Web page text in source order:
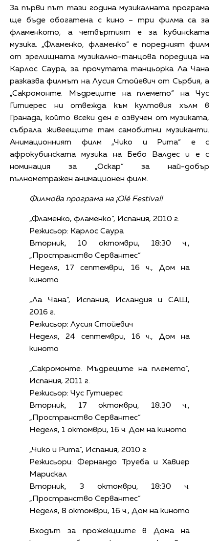
За първи път тази година музикалната програма
ще бъде обогатена с кино – три филма са за
фламенкото, а четвъртият е за кубинската
музика. „Фламенко, фламенко“ е поредният филм
от зрелищната музикално-танцова поредица на
Карлос Саура, за прочутата танцьорка Ла Чана
разказва филмът на Лусия Стойевич от Сърбия, а
„Сакромонте. Мъдреците на племето“ на Чус
Гитиерес ни отвежда към култовия хълм в
Гранада, който всеки ден е озвучен от музиката,
събрала живеещите там самобитни музиканти.
Анимационният филм „Чико и Рита“ е с
афрокубинската музика на Бебо Валдес и е с
номинация за „Оскар“ за най-добър
пълнометражен анимационен филм.
Филмова програма на ¡Olé Festival!
„Фламенко, фламенко“, Испания, 2010 г.
Режисьор: Карлос Саура
Вторник, 10 октомври, 18:30 ч.,
„Пространство Сервантес“
Неделя, 17 септември, 16 ч., Дом на
киното
„Ла Чана“, Испания, Исландия и САЩ,
2016 г.
Режисьор: Лусия Стойевич
Неделя, 24 септември, 16 ч., Дом на
киното
„Сакромонте. Мъдреците на племето“,
Испания, 2011 г.
Режисьор: Чус Гутиерес
Вторник, 17 октомври, 18.30 ч.,
„Пространство Сервантес“
Неделя, 1 октомври, 16 ч. Дом на киното
„Чико и Рита“, Испания, 2010 г.
Режисьори: Фернандо Труеба и Хавиер
Марискал
Вторник, 3 октомври, 18:30 ч.
„Пространство Сервантес“
Неделя, 8 октомври, 16 ч., Дом на киното
Входът за прожекциите в Дома на